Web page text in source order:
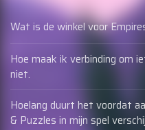
Wat is de winkel voor
Hoe maak ik verbinding om
niet.
Hoelang duurt het voordat
& Puzzles in mijn spel